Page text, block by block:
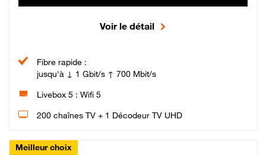
Voir le détail
Fibre rapide :
jusqu'à ↓ 1 Gbit/s ↑ 700 Mbit/s
Livebox 5 : Wifi 5
200 chaînes TV + 1 Décodeur TV UHD
Meilleur choix